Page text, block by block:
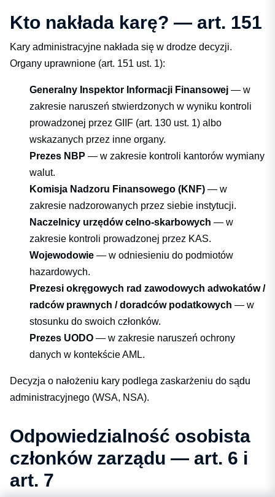
Kto nakłada karę? — art. 151
Kary administracyjne nakłada się w drodze decyzji.
Organy uprawnione (art. 151 ust. 1):
Generalny Inspektor Informacji Finansowej — w
zakresie naruszeń stwierdzonych w wyniku kontroli
prowadzonej przez GIIF (art. 130 ust. 1) albo
wskazanych przez inne organy.
Prezes NBP — w zakresie kontroli kantorów wymiany
walut.
Komisja Nadzoru Finansowego (KNF) — w
zakresie nadzorowanych przez siebie instytucji.
Naczelnicy urzędów celno-skarbowych — w
zakresie kontroli prowadzonej przez KAS.
Wojewodowie — w odniesieniu do podmiotów
hazardowych.
Prezesi okręgowych rad zawodowych adwokatów /
radców prawnych / doradców podatkowych — w
stosunku do swoich członków.
Prezes UODO — w zakresie naruszeń ochrony
danych w kontekście AML.
Decyzja o nałożeniu kary podlega zaskarżeniu do sądu
administracyjnego (WSA, NSA).
Odpowiedzialność osobista
członków zarządu — art. 6 i
art. 7